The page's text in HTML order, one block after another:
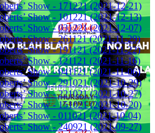
Show - 171221 (2021-12-21)
Show - 101221 (2021-12-13)
Show - 031221 (2021-12-07)
Show - 261121 (2021-11-29)
Show - 191121 (2021-11-22)
Show - 121121 (2021-11-16)
Show - 041121 (2021-11-06)
Show - 291021 (2021-10-29)
Show - 221021 (2021-10-27)
Show - 151021 (2021-10-20)
Show - 011021 (2021-10-04)
Show - 240921 (2021-09-27)